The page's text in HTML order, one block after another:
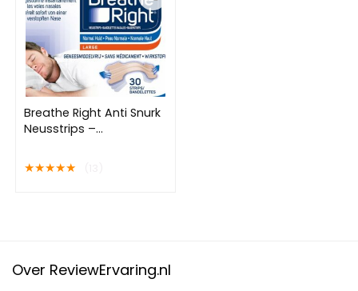
Breathe Right Anti Snurk
Neusstrips –
Neuspleisters – Normale
Huid – Large 30 stuks –
★★★★★
Over ReviewErvaring.nl